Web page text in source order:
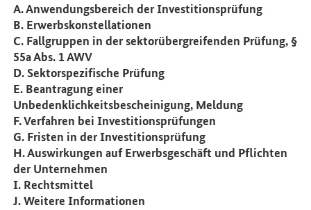
A. Anwendungsbereich der Investitionsprüfung
B. Erwerbskonstellationen
C. Fallgruppen in der sektorübergreifenden Prüfung, §
55a Abs. 1 AWV
D. Sektorspezifische Prüfung
E. Beantragung einer
Unbedenklichkeitsbescheinigung, Meldung
F. Verfahren bei Investitionsprüfungen
G. Fristen in der Investitionsprüfung
H. Auswirkungen auf Erwerbsgeschäft und Pflichten
der Unternehmen
I. Rechtsmittel
J. Weitere Informationen